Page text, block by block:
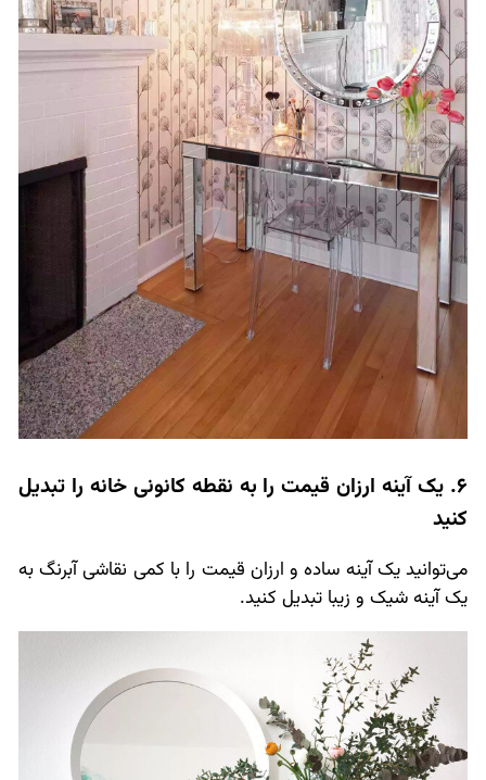
6. یک آینه ارزان قیمت را به نقطه کانونی خانه را تبدیل
کنید
می‌توانید یک آینه ساده و ارزان قیمت را با کمی نقاشی آبرنگ به
یک آینه شیک و زیبا تبدیل کنید.